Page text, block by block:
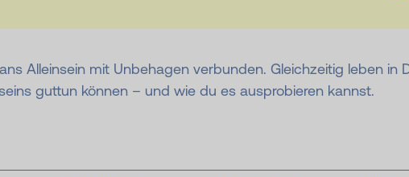
Alleinsein mit Unbehagen verbunden. Gleichzeitig leben in
guttun können – und wie du es ausprobieren kannst.